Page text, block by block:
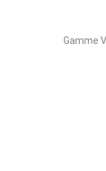
Gamme